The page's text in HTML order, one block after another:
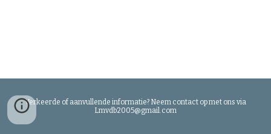
Verkeerde of aanvullende informatie? Neem contact op met ons via
Lmvdb2005@gmail.com